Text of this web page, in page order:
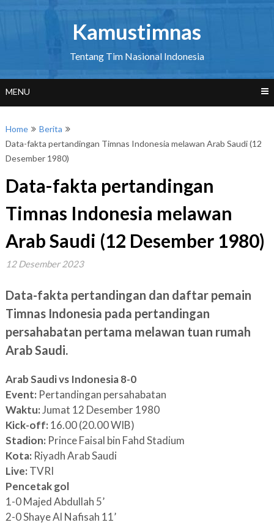
Kamustimnas
Tentang Tim Nasional Indonesia
MENU
Home
Berita
Data-fakta pertandingan Timnas Indonesia melawan Arab Saudi (12
Desember 1980)
Data-fakta pertandingan
Timnas Indonesia melawan
Arab Saudi (12 Desember 1980)
12 Desember 2023
Data-fakta pertandingan dan daftar pemain
Timnas Indonesia pada pertandingan
persahabatan pertama melawan tuan rumah
Arab Saudi.
Arab Saudi vs Indonesia 8-0
Event: Pertandingan persahabatan
Waktu:Jumat 12 Desember 1980
Kick-off: 16.00 (20.00 WIB)
Stadion: Prince Faisal bin Fahd Stadium
Kota: Riyadh Arab Saudi
Live: TVRI
Pencetak gol
1-0 Majed Abdullah 5’
2-0 Shaye Al Nafisah 11’